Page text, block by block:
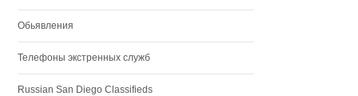
Обьявления
Телефоны экстренных служб
Russian San Diego Classifieds